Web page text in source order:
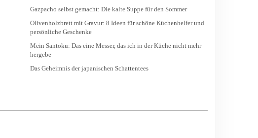
Gazpacho selbst gemacht: Die kalte Suppe für den Sommer
Olivenholzbrett mit Gravur: 8 Ideen für schöne Küchenhelfer und
persönliche Geschenke
Mein Santoku: Das eine Messer, das ich in der Küche nicht mehr
hergebe
Das Geheimnis der japanischen Schattentees